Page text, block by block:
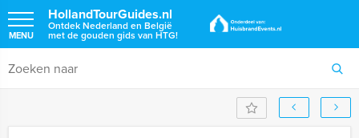
HollandTourGuides.nl
Ontdek Nederland en België
met de gouden gids van HTG!
MENU